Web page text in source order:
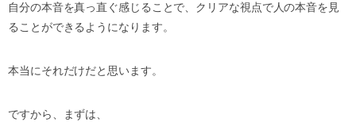
自分の本音を真っ直ぐ感じることで、クリアな視点で人の本音を見
ることができるようになります。
本当にそれだけだと思います。
ですから、まずは、